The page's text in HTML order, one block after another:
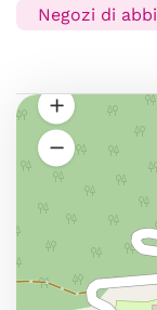
Negozi di